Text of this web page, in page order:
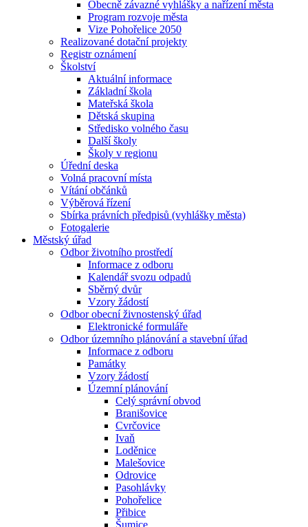
Obecně závazné vyhlášky a nařízení města
Program rozvoje města
Vize Pohořelice 2050
Realizované dotační projekty
Registr oznámení
Školství
Aktuální informace
Základní škola
Mateřská škola
Dětská skupina
Středisko volného času
Další školy
Školy v regionu
Úřední deska
Volná pracovní místa
Vítání občánků
Výběrová řízení
Sbírka právních předpisů (vyhlášky města)
Fotogalerie
Městský úřad
Odbor životního prostředí
Informace z odboru
Kalendář svozu odpadů
Sběrný dvůr
Vzory žádostí
Odbor obecní živnostenský úřad
Elektronické formuláře
Odbor územního plánování a stavební úřad
Informace z odboru
Památky
Vzory žádostí
Územní plánování
Celý správní obvod
Branišovice
Cvrčovice
Ivaň
Loděnice
Malešovice
Odrovice
Pasohlávky
Pohořelice
Přibice
Šumice